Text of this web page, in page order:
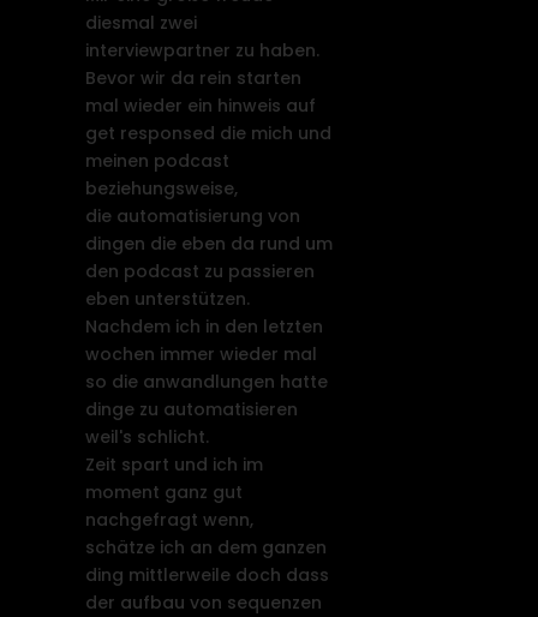
diesmal zwei
interviewpartner zu haben.
Bevor wir da rein starten
mal wieder ein hinweis auf
get responsed die mich und
meinen podcast
beziehungsweise,
die automatisierung von
dingen die eben da rund um
den podcast zu passieren
eben unterstützen.
Nachdem ich in den letzten
wochen immer wieder mal
so die anwandlungen hatte
dinge zu automatisieren
weil's schlicht.
Zeit spart und ich im
moment ganz gut
nachgefragt wenn,
schätze ich an dem ganzen
ding mittlerweile doch dass
der aufbau von sequenzen